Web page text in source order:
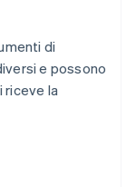
di
e possono
riceve la